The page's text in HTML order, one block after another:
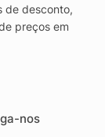
de desconto,
preços em
nos